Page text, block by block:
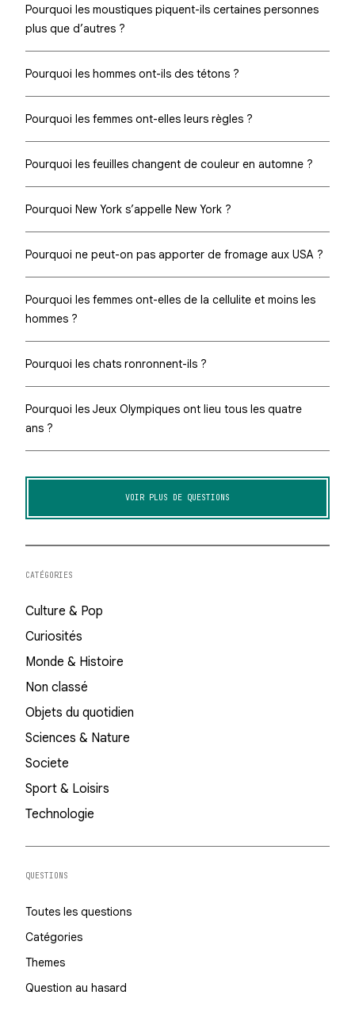
Pourquoi les moustiques piquent-ils certaines personnes
plus que d’autres ?
Pourquoi les hommes ont-ils des tétons ?
Pourquoi les femmes ont-elles leurs règles ?
Pourquoi les feuilles changent de couleur en automne ?
Pourquoi New York s’appelle New York ?
Pourquoi ne peut-on pas apporter de fromage aux USA ?
Pourquoi les femmes ont-elles de la cellulite et moins les
hommes ?
Pourquoi les chats ronronnent-ils ?
Pourquoi les Jeux Olympiques ont lieu tous les quatre
ans ?
VOIR PLUS DE QUESTIONS
CATÉGORIES
Culture & Pop
Curiosités
Monde & Histoire
Non classé
Objets du quotidien
Sciences & Nature
Societe
Sport & Loisirs
Technologie
QUESTIONS
Toutes les questions
Catégories
Themes
Question au hasard